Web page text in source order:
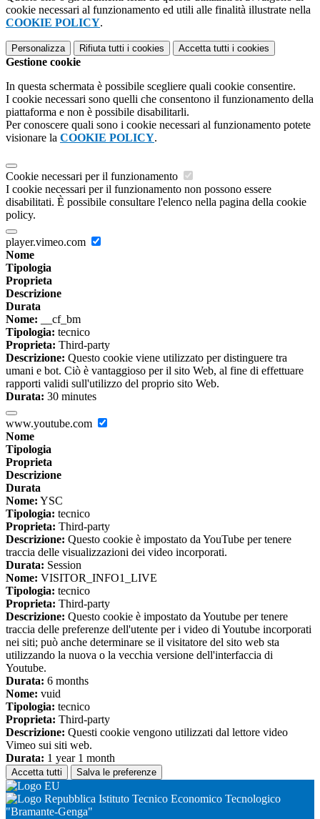
cookie necessari al funzionamento ed utili alle finalità illustrate nella
COOKIE POLICY.
Personalizza Rifiuta tutti i cookies Accetta tutti i cookies
Gestione cookie
In questa schermata è possibile scegliere quali cookie consentire.
I cookie necessari sono quelli che consentono il funzionamento della
piattaforma e non è possibile disabilitarli.
Per conoscere quali sono i cookie necessari al funzionamento potete
visionare la COOKIE POLICY.
Cookie necessari per il funzionamento
I cookie necessari per il funzionamento non possono essere
disabilitati. È possibile consultare l'elenco nella pagina della cookie
policy.
player.vimeo.com
Nome
Tipologia
Proprieta
Descrizione
Durata
Nome: __cf_bm
Tipologia: tecnico
Proprieta: Third-party
Descrizione: Questo cookie viene utilizzato per distinguere tra
umani e bot. Ciò è vantaggioso per il sito Web, al fine di effettuare
rapporti validi sull'utilizzo del proprio sito Web.
Durata: 30 minutes
www.youtube.com
Nome
Tipologia
Proprieta
Descrizione
Durata
Nome: YSC
Tipologia: tecnico
Proprieta: Third-party
Descrizione: Questo cookie è impostato da YouTube per tenere
traccia delle visualizzazioni dei video incorporati.
Durata: Session
Nome: VISITOR_INFO1_LIVE
Tipologia: tecnico
Proprieta: Third-party
Descrizione: Questo cookie è impostato da Youtube per tenere
traccia delle preferenze dell'utente per i video di Youtube incorporati
nei siti; può anche determinare se il visitatore del sito web sta
utilizzando la nuova o la vecchia versione dell'interfaccia di
Youtube.
Durata: 6 months
Nome: vuid
Tipologia: tecnico
Proprieta: Third-party
Descrizione: Questi cookie vengono utilizzati dal lettore video
Vimeo sui siti web.
Durata: 1 year 1 month
Accetta tutti Salva le preferenze
Istituto Tecnico Economico Tecnologico
"Bramante-Genga"